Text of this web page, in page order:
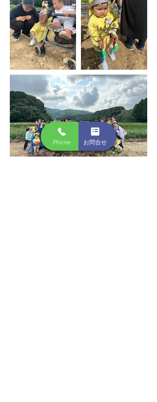
Phone お問合せ